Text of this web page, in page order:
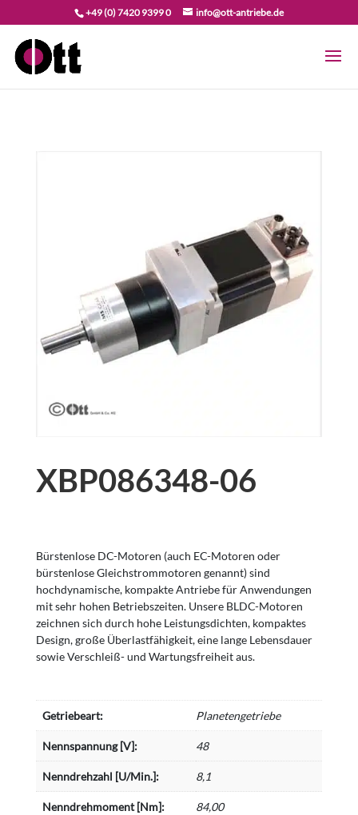
+49 (0) 7420 9399 0 info@ott-antriebe.de
XBP086348-06
Bürstenlose DC-Motoren (auch EC-Motoren oder
bürstenlose Gleichstrommotoren genannt) sind
hochdynamische, kompakte Antriebe für Anwendungen
mit sehr hohen Betriebszeiten. Unsere BLDC-Motoren
zeichnen sich durch hohe Leistungsdichten, kompaktes
Design, große Überlastfähigkeit, eine lange Lebensdauer
sowie Verschleiß- und Wartungsfreiheit aus.
Getriebeart: Planetengetriebe
Nennspannung [V]: 48
Nenndrehzahl [U/Min.]: 8,1
Nenndrehmoment [Nm]: 84,00